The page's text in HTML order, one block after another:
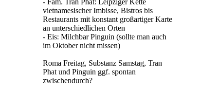
vietnamesischer Imbisse, Bistros bis
Restaurants mit konstant großartiger Karte
an unterschiedlichen Orten
- Eis: Milchbar Pinguin (sollte man auch
im Oktober nicht missen)
Roma Freitag, Substanz Samstag, Tran
Phat und Pinguin ggf. spontan
zwischendurch?